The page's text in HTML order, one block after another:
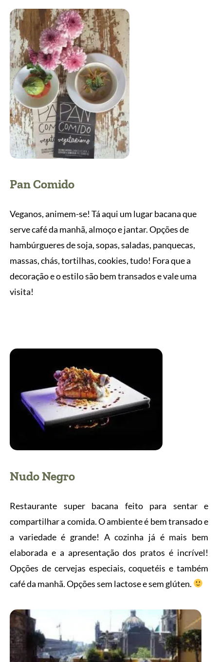
Pan Comido
Veganos, animem-se! Tá aqui um lugar bacana que
serve café da manhã, almoço e jantar. Opções de
hambúrgueres de soja, sopas, saladas, panquecas,
massas, chás, tortilhas, cookies, tudo! Fora que a
decoração e o estilo são bem transados e vale uma
visita!
Nudo Negro
Restaurante super bacana feito para sentar e
compartilhar a comida. O ambiente é bem transado e
a variedade é grande! A cozinha já é mais bem
elaborada e a apresentação dos pratos é incrível!
Opções de cervejas especiais, coquetéis e também
café da manhã. Opções sem lactose e sem glúten.